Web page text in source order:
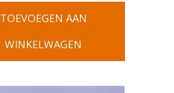
TOEVOEGEN AAN
WINKELWAGEN